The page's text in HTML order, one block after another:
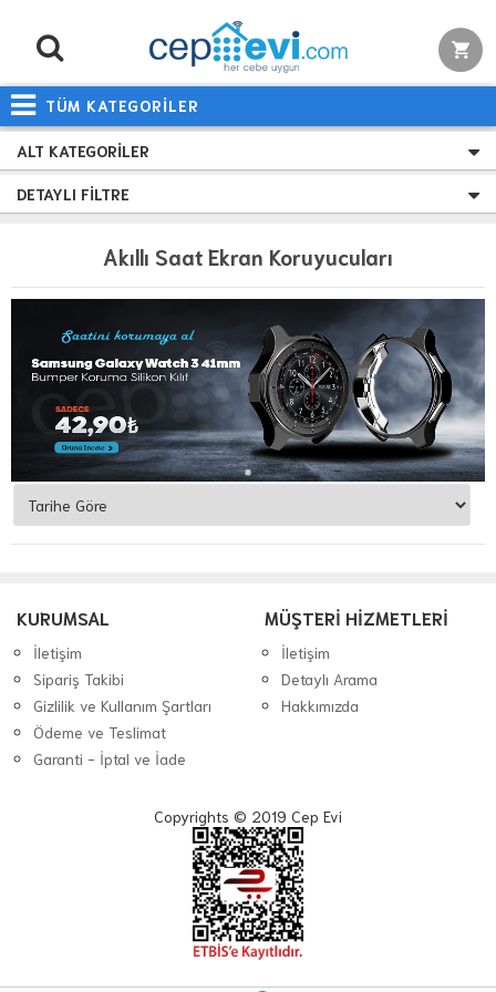
TÜM KATEGORİLER
ALT KATEGORILER
DETAYLI FILTRE
Akıllı Saat Ekran Koruyucuları
KURUMSAL
İletişim
Sipariş Takibi
Gizlilik ve Kullanım Şartları
Ödeme ve Teslimat
Garanti - İptal ve İade
MÜŞTERİ HİZMETLERİ
İletişim
Detaylı Arama
Hakkımızda
Copyrights © 2019 Cep Evi